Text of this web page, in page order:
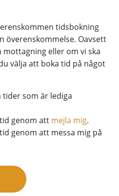
tidsbokning
överenskommelse. Oavsett
eller om vi ska
välja att boka tid på något
tider som är lediga
genom att mejla mig.
genom att messa mig på